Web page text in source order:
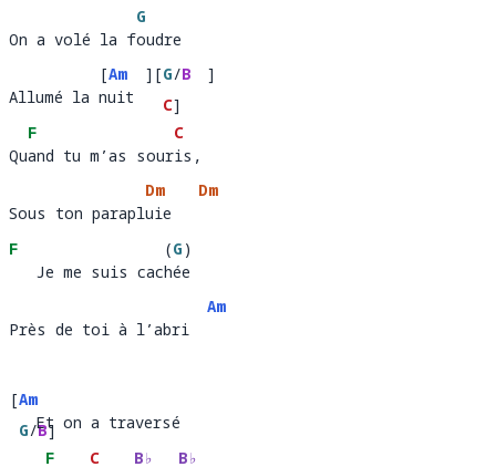
On a volé la f
G
oudre
On a volé la foudre
Allumé la
[Am
  ]
uit
[G/B
C]
]
Allumé la nuit
Qu
F
and tu m’as sour
C
is
Quand tu m’as souris,
Sous ton parapl
Dm
uie
Dm
Sous ton parapluie
F
   Je me suis cac
(G )
ée
   Je me suis cachée
Près de toi à l’abri
Am
Près de toi à l’abri
[Am
  Et on a t
G/B]
rave
rsé
   Et on a traversé
F
C B♭ B♭